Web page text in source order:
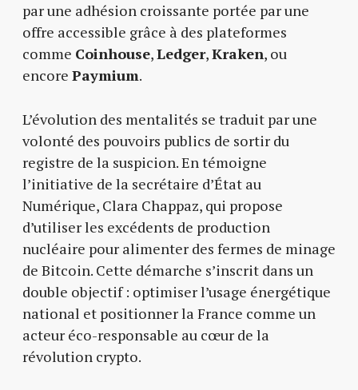
par une adhésion croissante portée par une
offre accessible grâce à des plateformes
comme Coinhouse,Ledger,Kraken, ou
encore Paymium.
L’évolution des mentalités se traduit par une
volonté des pouvoirs publics de sortir du
registre de la suspicion. En témoigne
l’initiative de la secrétaire d’État au
Numérique, Clara Chappaz, qui propose
d’utiliser les excédents de production
nucléaire pour alimenter des fermes de minage
de Bitcoin. Cette démarche s’inscrit dans un
double objectif : optimiser l’usage énergétique
national et positionner la France comme un
acteur éco-responsable au cœur de la
révolution crypto.